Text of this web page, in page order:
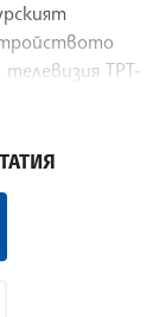
ТРТ-